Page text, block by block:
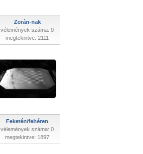
Zorán-nak
vélemények száma: 0
megtekintve: 2111
Feketén/fehéren
vélemények száma: 0
megtekintve: 1897